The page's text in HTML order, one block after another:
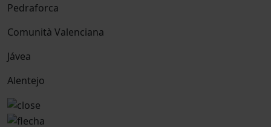
Pedraforca
Comunità Valenciana
Jávea
Alentejo